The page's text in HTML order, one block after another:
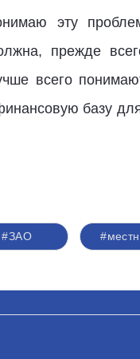
эту
прежде
всего
базу
#ЗАО